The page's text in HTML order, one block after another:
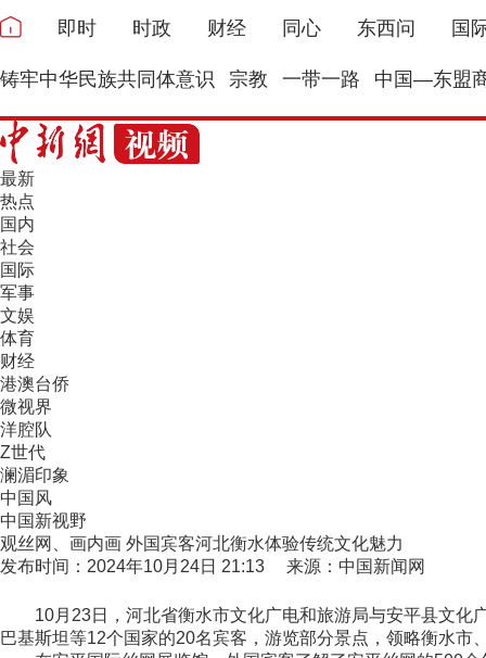
即时 时政 财经 同心 东西问 国
铸牢中华民族共同体意识 宗教 一带一路 中国—东盟
最新
热点
国内
社会
国际
军事
文娱
体育
财经
港澳台侨
微视界
洋腔队
Z世代
澜湄印象
中国风
中国新视野
观丝网、画内画 外国宾客河北衡水体验传统文化魅力
发布时间：2024年10月24日 21:13 来源：中国新闻网
10月23日，河北省衡水市文化广电和旅游局与安平县文化广
巴基斯坦等12个国家的20名宾客，游览部分景点，领略衡水市